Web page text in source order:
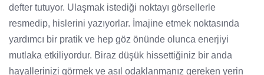
defter tutuyor. Ulaşmak istediği noktayı görsellerle
resmedip, hislerini yazıyorlar. İmajine etmek noktasında
yardımcı bir pratik ve hep göz önünde olunca enerjiyi
mutlaka etkiliyordur. Biraz düşük hissettiğiniz bir anda
hayallerinizi görmek ve asıl odaklanmanız gereken yerin